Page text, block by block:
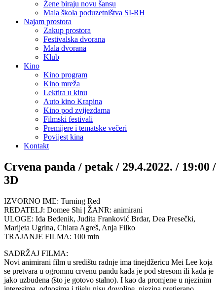
Žene biraju novu šansu
Mala škola poduzetništva SI-RH
Najam prostora
Zakup prostora
Festivalska dvorana
Mala dvorana
Klub
Kino
Kino program
Kino mreža
Lektira u kinu
Auto kino Krapina
Kino pod zvijezdama
Filmski festivali
Premijere i tematske večeri
Povijest kina
Kontakt
Crvena panda / petak / 29.4.2022. / 19:00 /
3D
IZVORNO IME: Turning Red
REDATELJ: Domee Shi | ŽANR: animirani
ULOGE: Ida Bedenik, Judita Franković Brdar, Dea Presečki,
Marijeta Ugrina, Chiara Agreš, Anja Filko
TRAJANJE FILMA: 100 min
SADRŽAJ FILMA:
Novi animirani film u središtu radnje ima tinejdžericu Mei Lee koja
se pretvara u ogromnu crvenu pandu kada je pod stresom ili kada je
jako uzbuđena (što je gotovo stalno). I kao da promjene u njezinim